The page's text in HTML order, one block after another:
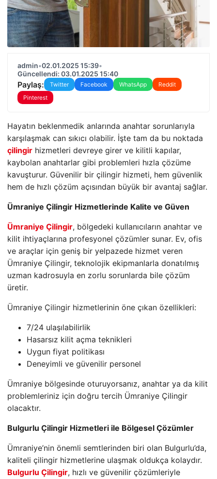
admin•02.01.2025 15:39•
Güncellendi: 03.01.2025 15:40
Paylaş: Twitter Facebook WhatsApp
Reddit
Pinterest
Hayatın beklenmedik anlarında anahtar sorunlarıyla
karşılaşmak can sıkıcı olabilir. İşte tam da bu noktada
çilingir hizmetleri devreye girer ve kilitli kapılar,
kaybolan anahtarlar gibi problemleri hızla çözüme
kavuşturur. Güvenilir bir çilingir hizmeti, hem güvenlik
hem de hızlı çözüm açısından büyük bir avantaj sağlar.
Ümraniye Çilingir Hizmetlerinde Kalite ve Güven
Ümraniye Çilingir, bölgedeki kullanıcıların anahtar ve
kilit ihtiyaçlarına profesyonel çözümler sunar. Ev, ofis
ve araçlar için geniş bir yelpazede hizmet veren
Ümraniye Çilingir, teknolojik ekipmanlarla donatılmış
uzman kadrosuyla en zorlu sorunlarda bile çözüm
üretir.
Ümraniye Çilingir hizmetlerinin öne çıkan özellikleri:
7/24 ulaşılabilirlik
Hasarsız kilit açma teknikleri
Uygun fiyat politikası
Deneyimli ve güvenilir personel
Ümraniye bölgesinde oturuyorsanız, anahtar ya da kilit
problemleriniz için doğru tercih Ümraniye Çilingir
olacaktır.
Bulgurlu Çilingir Hizmetleri ile Bölgesel Çözümler
Ümraniye’nin önemli semtlerinden biri olan Bulgurlu’da,
kaliteli çilingir hizmetlerine ulaşmak oldukça kolaydır.
Bulgurlu Çilingir, hızlı ve güvenilir çözümleriyle